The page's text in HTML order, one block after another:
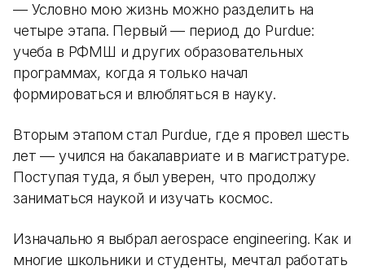
— Условно мою жизнь можно разделить на
четыре этапа. Первый — период до Purdue:
учеба в РФМШ и других образовательных
программах, когда я только начал
формироваться и влюбляться в науку.
Вторым этапом стал Purdue, где я провел шесть
лет — учился на бакалавриате и в магистратуре.
Поступая туда, я был уверен, что продолжу
заниматься наукой и изучать космос.
Изначально я выбрал aerospace engineering. Как и
многие школьники и студенты, мечтал работать